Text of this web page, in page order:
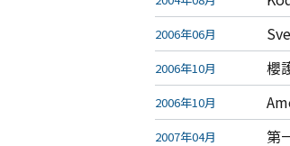
2006年06月
2006年10月 櫻
2006年10月
2007年04月 第